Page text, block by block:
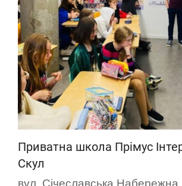
Приватна школа Прімус
Скул